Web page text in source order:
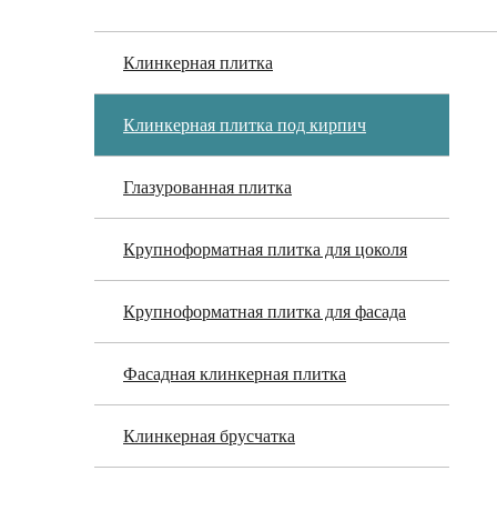
Клинкерная плитка
Клинкерная плитка под кирпич
Глазурованная плитка
Крупноформатная плитка для цоколя
Крупноформатная плитка для фасада
Фасадная клинкерная плитка
Клинкерная брусчатка